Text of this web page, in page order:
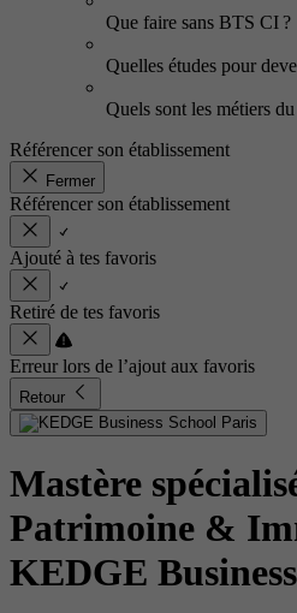
Que faire sans BTS CI ?
Quelles études pour
Quels sont les métiers
Référencer son établissement
Fermer
Référencer son établissement
Ajouté à tes favoris
Retiré de tes favoris
Erreur lors de l’ajout aux favoris
Retour
Mastère
Patrimoine &
KEDGE